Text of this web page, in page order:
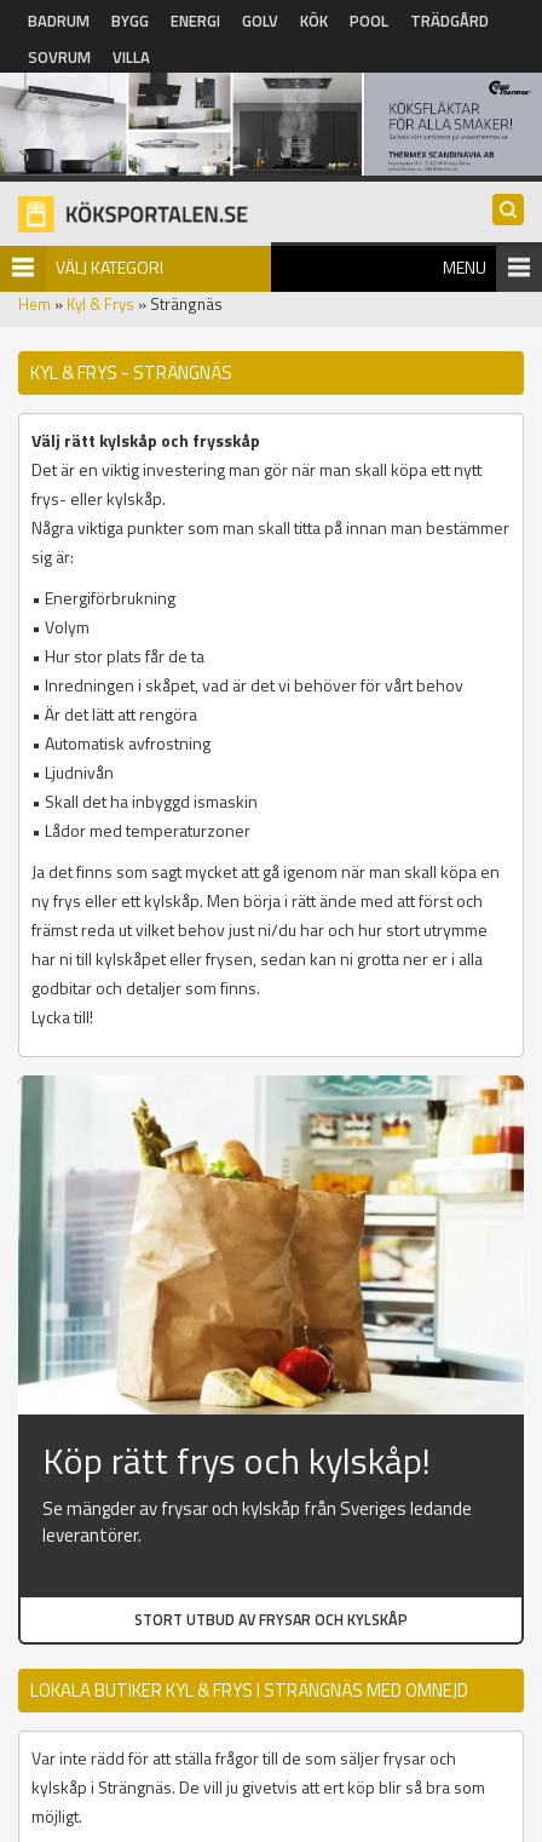
Hoppa till huvudinnehåll
BADRUM BYGG ENERGI GOLV KÖK POOL
TRÄDGÅRD
SOVRUM
VILLA
VÄLJ KATEGORI MENU
Hem » Kyl & Frys » Strängnäs
KYL & FRYS - STRÄNGNÄS
Välj rätt kylskåp och frysskåp
Det är en viktig investering man gör när man skall köpa ett nytt
frys- eller kylskåp.
Några viktiga punkter som man skall titta på innan man bestämmer
sig är:
• Energiförbrukning
• Volym
• Hur stor plats får de ta
• Inredningen i skåpet, vad är det vi behöver för vårt behov
• Är det lätt att rengöra
• Automatisk avfrostning
• Ljudnivån
• Skall det ha inbyggd ismaskin
• Lådor med temperaturzoner
Ja det finns som sagt mycket att gå igenom när man skall köpa en
ny frys eller ett kylskåp. Men börja i rätt ände med att först och
främst reda ut vilket behov just ni/du har och hur stort utrymme
har ni till kylskåpet eller frysen, sedan kan ni grotta ner er i alla
godbitar och detaljer som finns.
Lycka till!
Köp rätt frys och kylskåp!
Se mängder av frysar och kylskåp från Sveriges ledande
leverantörer.
STORT UTBUD AV FRYSAR OCH KYLSKÅP
LOKALA BUTIKER KYL & FRYS I STRÄNGNÄS MED OMNEJD
Var inte rädd för att ställa frågor till de som säljer frysar och
kylskåp i Strängnäs. De vill ju givetvis att ert köp blir så bra som
möjligt.